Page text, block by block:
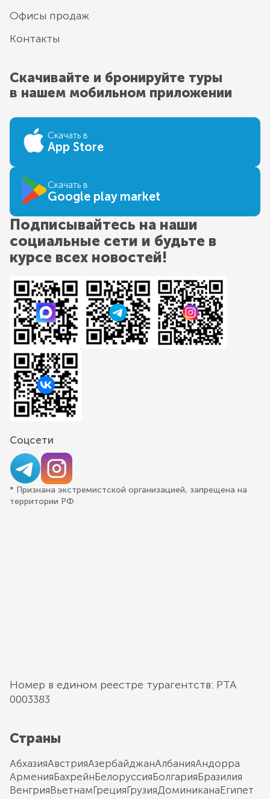
Офисы продаж
Контакты
Скачивайте и бронируйте туры
в нашем мобильном приложении
Скачать в
App Store
Скачать в
Google play market
Подписывайтесь на наши
социальные сети и будьте в
курсе всех новостей!
Соцсети
* Признана экстремистской организацией, запрещена на
территории РФ
Номер в едином реестре турагентств: РТА
0003383
Страны
АбхазияАвстрияАзербайджанАлбанияАндорра
АрменияБахрейнБелоруссияБолгарияБразилия
ВенгрияВьетнамГрецияГрузияДоминиканаЕгипет